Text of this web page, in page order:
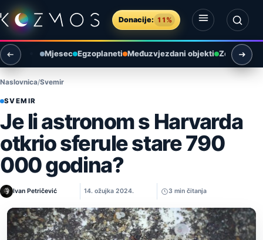
Preskoči na sadržaj
Donacije: 11%
Otvori izbornik
Otvori pretragu
Mjesec Egzoplaneti Međuzvjezdani objekti Zemlja i
Naslovnica Svemir
SVEMIR
Je li astronom s Harvarda
otkrio sferule stare 790
000 godina?
Ivan Petričević 14. ožujka 2024. 3 min čitanja